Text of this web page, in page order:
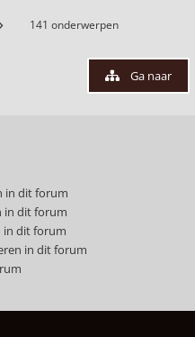
141 onderwerpen
Ga naar
in dit forum
in dit forum
in dit forum
in dit forum